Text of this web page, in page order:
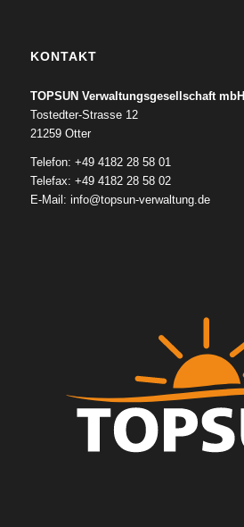
KONTAKT
TOPSUN Verwaltungsgesellschaft mbH
Tostedter-Strasse 12
21259 Otter
Telefon: +49 4182 28 58 01
Telefax: +49 4182 28 58 02
E-Mail: info@topsun-verwaltung.de